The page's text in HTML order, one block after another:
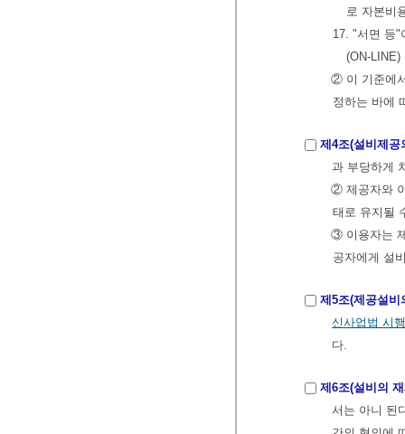
로 자본비
17. "서면 등"
(ON-
② 이 기준에
정하는 바에
제4조(설비제공
과 부당하게
② 제공자와
태로 유지될
③ 이용자는
공자에게 설
제5조(제공설비
신사업법 시
다.
제6조(설비의
서는 아니 된